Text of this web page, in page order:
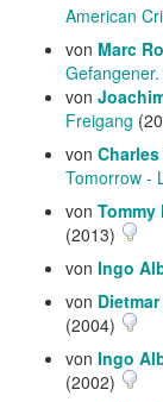
American
von Marc
von
Freigang
von
Tomorrow -
von Tommy
(2013)
von Ingo
von
(2004)
von Ingo
(2002)